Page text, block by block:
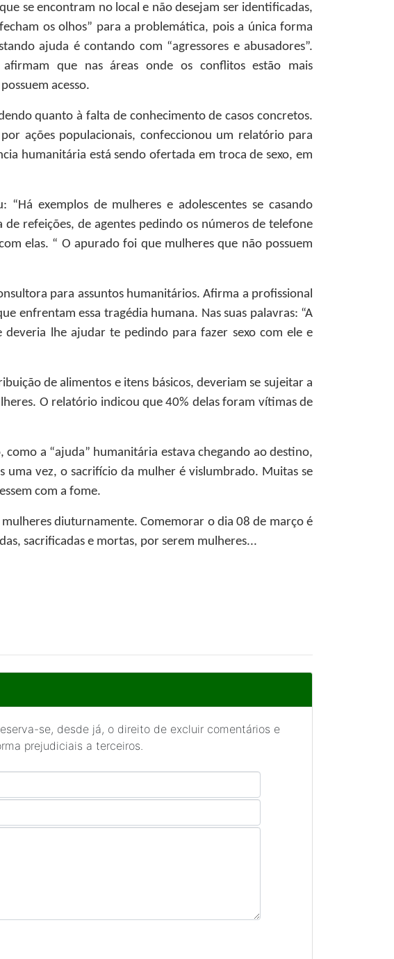
se encontram no local e não desejam ser identificadas,
os olhos” para a problemática, pois a única forma
ajuda é contando com “agressores e abusadores”.
afirmam que nas áreas onde os conflitos estão mais
acesso.
quanto à falta de conhecimento de casos concretos.
ações populacionais, confeccionou um relatório para
humanitária está sendo ofertada em troca de sexo, em
exemplos de mulheres e adolescentes se casando
refeições, de agentes pedindo os números de telefone
elas. “ O apurado foi que mulheres que não possuem
para assuntos humanitários. Afirma a profissional
enfrentam essa tragédia humana. Nas suas palavras: “A
lhe ajudar te pedindo para fazer sexo com ele e
de alimentos e itens básicos, deveriam se sujeitar a
O relatório indicou que 40% delas foram vítimas de
a “ajuda” humanitária estava chegando ao destino,
vez, o sacrifício da mulher é vislumbrado. Muitas se
com a fome.
diuturnamente. Comemorar o dia 08 de março é
sacrificadas e mortas, por serem mulheres...
se, desde já, o direito de excluir comentários e
prejudiciais a terceiros.